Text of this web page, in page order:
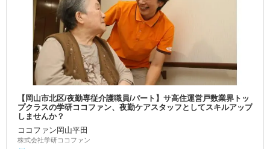
【岡山市北区/夜勤専従介護職員/パート】サ高住運営戸数業界トッ
プクラスの学研ココファン、夜勤ケアスタッフとしてスキルアップ
しませんか？
ココファン岡山平田
株式会社学研ココファン